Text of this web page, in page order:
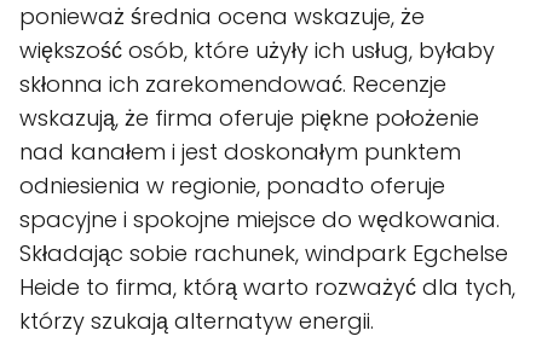
ponieważ średnia ocena wskazuje, że
większość osób, które użyły ich usług, byłaby
skłonna ich zarekomendować. Recenzje
wskazują, że firma oferuje piękne położenie
nad kanałem i jest doskonałym punktem
odniesienia w regionie, ponadto oferuje
spacyjne i spokojne miejsce do wędkowania.
Składając sobie rachunek, windpark Egchelse
Heide to firma, którą warto rozważyć dla tych,
którzy szukają alternatyw energii.